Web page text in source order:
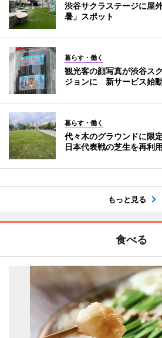
渋谷サクラステージに屋
暑」スポット
暮らす・働く
観光客の顔写真が渋谷ス
ジョンに 新サービス始
暮らす・働く
代々木のグラウンドに限
日本代表戦の芝生を再利用
もっと見る
食べる